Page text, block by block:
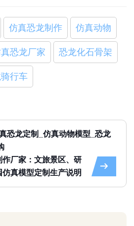
仿真恐龙制作 仿真动物
恐龙厂家 恐龙化石骨架
行车
真恐龙定制_仿真动物模型_恐龙
厂家：文旅景区、研
仿真模型定制生产说明